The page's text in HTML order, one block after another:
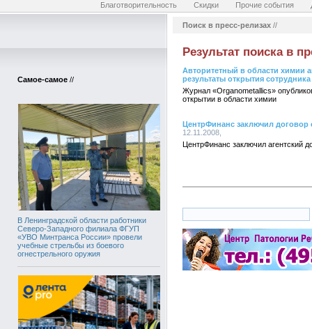
Благотворительность
Скидки Прочие события
Самое-самое //
В Ленинградской области работники
Северо-Западного филиала ФГУП
«УВО Минтранса России» провели
учебные стрельбы из боевого
огнестрельного оружия
Поиск в пресс-релизах //
Результат поиска в
Авторитетный в области химии
результаты открытия
Журнал «Organometallics»
открытии в области химии
ЦентрФинанс заключил договор
12.11.2008,
ЦентрФинанс заключил агентский